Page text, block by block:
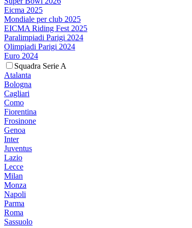
Eicma 2025
Mondiale per club 2025
EICMA Riding Fest 2025
Paralimpiadi Parigi 2024
Olimpiadi Parigi 2024
Euro 2024
Squadra Serie A
Atalanta
Bologna
Cagliari
Como
Fiorentina
Frosinone
Genoa
Inter
Juventus
Lazio
Lecce
Milan
Monza
Napoli
Parma
Roma
Sassuolo